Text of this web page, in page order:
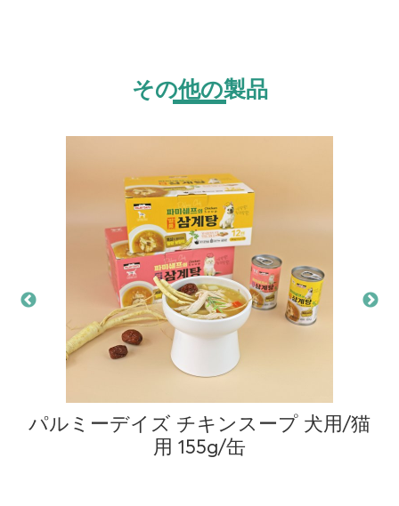
その他の製品
パルミーデイズ チキンスープ 犬用/猫
用 155g/缶